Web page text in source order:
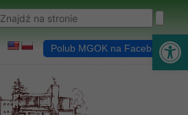
Wyszukaj w serwisie
Polub MGOK na Facebooku